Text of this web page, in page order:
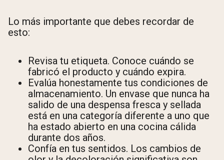
Lo más importante que debes recordar de
esto:
Revisa tu etiqueta. Conoce cuándo se
fabricó el producto y cuándo expira.
Evalúa honestamente tus condiciones de
almacenamiento. Un envase que nunca ha
salido de una despensa fresca y sellada
está en una categoría diferente a uno que
ha estado abierto en una cocina cálida
durante dos años.
Confía en tus sentidos. Los cambios de